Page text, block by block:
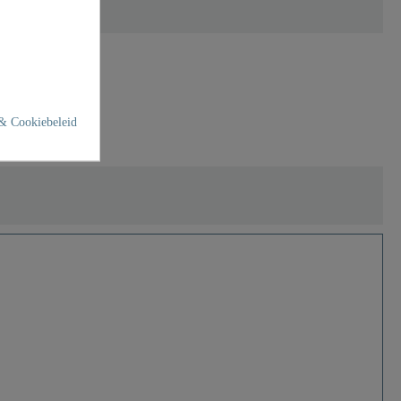
Cookiebeleid